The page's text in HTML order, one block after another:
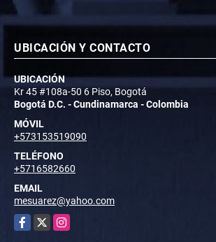
UBICACIÓN Y CONTACTO
UBICACIÓN
Kr 45 #108a-50 6 Piso, Bogotá
Bogotá D.C. - Cundinamarca - Colombia
MÓVIL
+573153519090
TELÉFONO
+5716582660
EMAIL
mesuarez@yahoo.com
Facebook
X Instagram